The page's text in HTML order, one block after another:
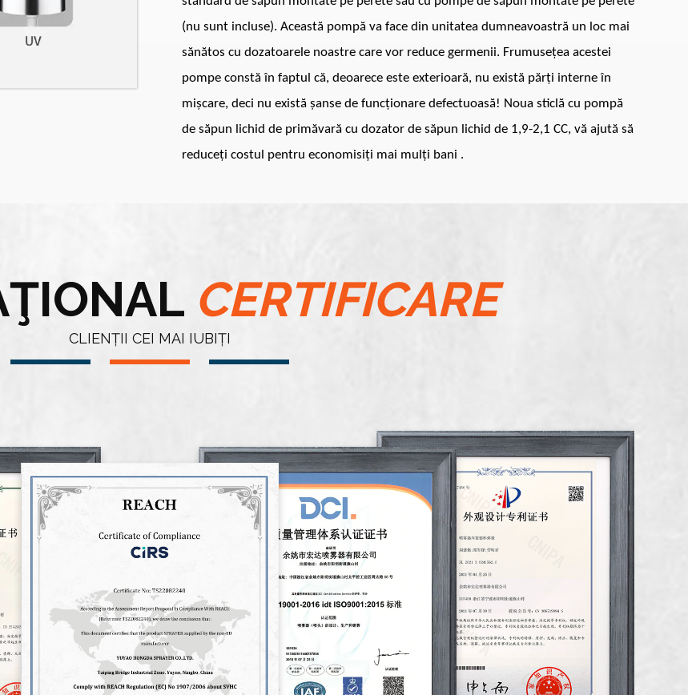
(nu sunt incluse). Această pompă va face din unitatea dumneavoastră un loc mai
sănătos cu dozatoarele noastre care vor reduce germenii. Frumusețea acestei
pompe constă în faptul că, deoarece este exterioară, nu există părți interne în
mișcare, deci nu există șanse de funcționare defectuoasă! Noua sticlă cu pompă
de săpun lichid de primăvară cu dozator de săpun lichid de 1,9-2,1 CC, vă ajută să
reduceți costul pentru economisiți mai mulți bani .
CERTIFICARE
CLIENȚII CEI MAI IUBIȚI